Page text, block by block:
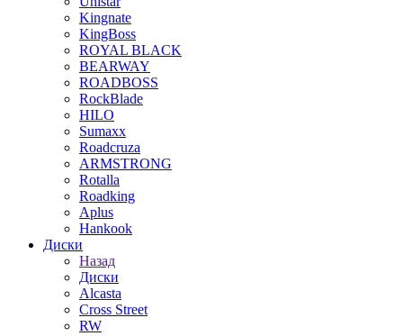
Kingnate
KingBoss
ROYAL BLACK
BEARWAY
ROADBOSS
RockBlade
HILO
Sumaxx
Roadcruza
ARMSTRONG
Rotalla
Roadking
Aplus
Hankook
Диски
Назад
Диски
Alcasta
Cross Street
RW